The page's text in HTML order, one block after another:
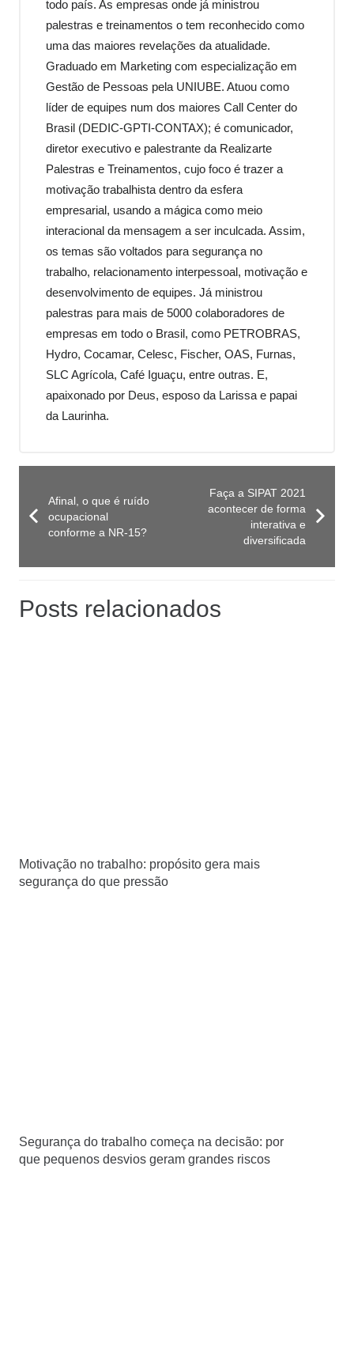
todo país. As empresas onde já ministrou
palestras e treinamentos o tem reconhecido como
uma das maiores revelações da atualidade.
Graduado em Marketing com especialização em
Gestão de Pessoas pela UNIUBE. Atuou como
líder de equipes num dos maiores Call Center do
Brasil (DEDIC-GPTI-CONTAX); é comunicador,
diretor executivo e palestrante da Realizarte
Palestras e Treinamentos, cujo foco é trazer a
motivação trabalhista dentro da esfera
empresarial, usando a mágica como meio
interacional da mensagem a ser inculcada. Assim,
os temas são voltados para segurança no
trabalho, relacionamento interpessoal, motivação e
desenvolvimento de equipes. Já ministrou
palestras para mais de 5000 colaboradores de
empresas em todo o Brasil, como PETROBRAS,
Hydro, Cocamar, Celesc, Fischer, OAS, Furnas,
SLC Agrícola, Café Iguaçu, entre outras. E,
apaixonado por Deus, esposo da Larissa e papai
da Laurinha.
Afinal, o que é ruído
ocupacional
conforme a NR-15?
Faça a SIPAT 2021
acontecer de forma
interativa e
diversificada
Posts relacionados
Motivação no trabalho: propósito gera mais
segurança do que pressão
Segurança do trabalho começa na decisão: por
que pequenos desvios geram grandes riscos